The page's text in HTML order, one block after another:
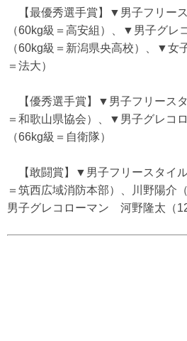
【最優秀選手賞】▼男子フリー
（60kg級＝高安組）、▼男子グ
（60kg級＝新潟県央高校）、▼
＝法大）
【優秀選手賞】▼男子フリース
＝和歌山県協会）、▼男子グレコ
（66kg級＝自衛隊）
【敢闘賞】▼男子フリースタイ
＝筑西広域消防本部）、川野陽介
男子グレコローマン 河野隆太（